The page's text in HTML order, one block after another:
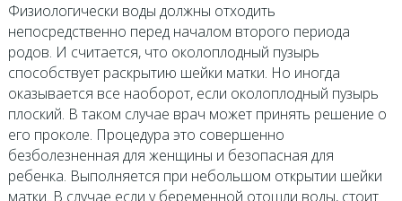
Физиологически воды должны отходить
непосредственно перед началом второго периода
родов. И считается, что околоплодный пузырь
способствует раскрытию шейки матки. Но иногда
оказывается все наоборот, если околоплодный пузырь
плоский. В таком случае врач может принять решение о
его проколе. Процедура это совершенно
безболезненная для женщины и безопасная для
ребенка. Выполняется при небольшом открытии шейки
матки. В случае если у беременной отошли воды, стоит